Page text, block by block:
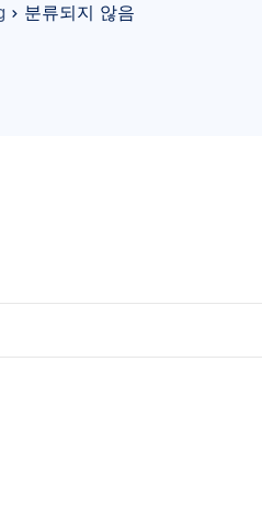
분류되지 않음